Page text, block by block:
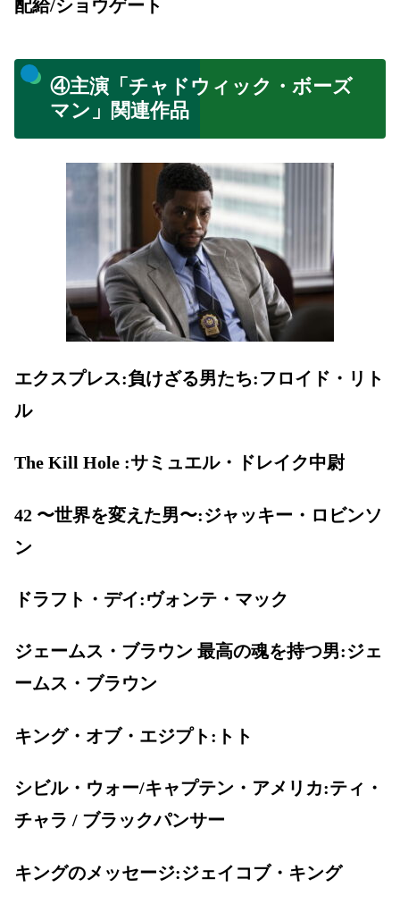
配給/ショウゲート
④主演「チャドウィック・ボーズ
マン」関連作品
エクスプレス:負けざる男たち:フロイド・リト
ル
The Kill Hole :サミュエル・ドレイク中尉
42 〜世界を変えた男〜:ジャッキー・ロビンソ
ン
ドラフト・デイ:ヴォンテ・マック
ジェームス・ブラウン 最高の魂を持つ男:ジェ
ームス・ブラウン
キング・オブ・エジプト:トト
シビル・ウォー/キャプテン・アメリカ:ティ・
チャラ / ブラックパンサー
キングのメッセージ:ジェイコブ・キング